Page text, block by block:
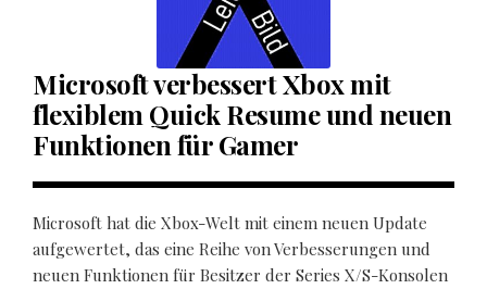
Microsoft verbessert Xbox mit
flexiblem Quick Resume und neuen
Funktionen für Gamer
Microsoft hat die Xbox-Welt mit einem neuen Update
aufgewertet, das eine Reihe von Verbesserungen und
neuen Funktionen für Besitzer der Series X/S-Konsolen